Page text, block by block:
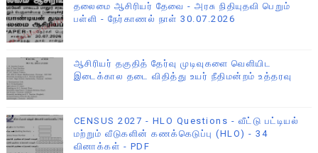
தலைமை ஆசிரியர் தேவை - அரசு நிதியுதவி பெறும்
பள்ளி - நேர்காணல் நாள் 30.07.2026
ஆசிரியர் தகுதித் தேர்வு முடிவுகளை வெளியிட
இடைக்கால தடை விதித்து உயர் நீதிமன்றம் உத்தரவு
CENSUS 2027 - HLO Questions - வீட்டு பட்டியல்
மற்றும் வீடுகளின் கணக்கெடுப்பு (HLO) - 34
வினாக்கள் - PDF